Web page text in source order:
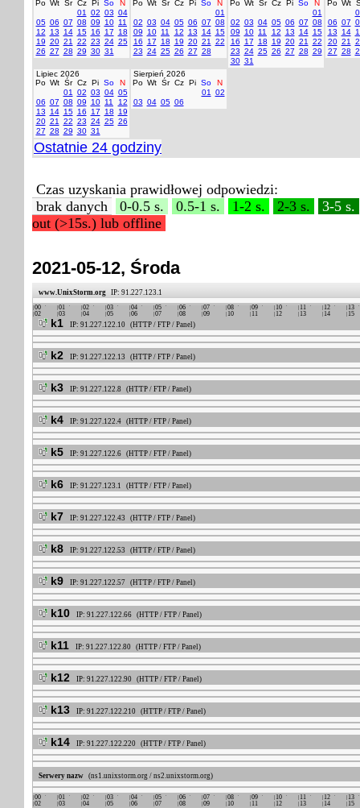
Po Wt Śr Cz Pi So
N
01
02 03 04
05 06 07 08 09 10 11
12
13 14 15 16 17
18
19 20 21 22 23 24 25
26 27 28 29 30 31
Po Wt Śr Cz Pi So
N
01
02 03 04 05 06 07 08
09
10 11 12 13 14 15
16
17 18 19 20 21
22
23 24 25 26 27 28
Po Wt Śr Cz Pi So
N
01
02 03 04 05 06 07 08
09
10 11 12 13 14 15
16
17 18 19 20 21
22
23 24 25 26 27 28 29
30 31
Po Wt
06 07
13
14
20 21
27 28
Lipiec 2026
Po Wt Śr Cz Pi So
N
01
02 03 04 05
06 07 08 09 10 11
12
13
14 15 16 17 18
19
20 21 22 23 24 25 26
27 28 29 30 31
Sierpień 2026
Po Wt Śr Cz Pi So
N
01
02
03 04 05 06
Ostatnie 24 godziny
Czas uzyskania prawidłowej odpowiedzi:
brak danych
0-0.5 s. 0.5-1 s. 1-2 s. 2-3 s.
3-5 s.
out (>15s.) lub offline
2021-05-12, Środa
www.UnixStorm.org IP: 91.227.123.1
k1 IP: 91.227.122.10 (HTTP / FTP / Panel)
k2 IP: 91.227.122.13 (HTTP / FTP / Panel)
k3 IP: 91.227.122.8 (HTTP / FTP / Panel)
k4 IP: 91.227.122.4 (HTTP / FTP / Panel)
k5 IP: 91.227.122.6 (HTTP / FTP / Panel)
k6 IP: 91.227.123.1 (HTTP / FTP / Panel)
k7 IP: 91.227.122.43 (HTTP / FTP / Panel)
k8 IP: 91.227.122.53 (HTTP / FTP / Panel)
k9 IP: 91.227.122.57 (HTTP / FTP / Panel)
k10 IP: 91.227.122.66 (HTTP / FTP / Panel)
k11 IP: 91.227.122.80 (HTTP / FTP / Panel)
k12 IP: 91.227.122.90 (HTTP / FTP / Panel)
k13 IP: 91.227.122.210 (HTTP / FTP / Panel)
k14 IP: 91.227.122.220 (HTTP / FTP / Panel)
Serwery nazw (ns1.unixstorm.org / ns2.unixstorm.org)
00 01 02 03 04 05 06 07 08 09 10 11 12
13
02
03 04 05 06 07 08 09 10 11 12 13 14 15
00 01 02 03 04 05 06 07 08 09 10 11 12
13
02
03 04 05 06 07 08 09 10 11 12 13 14 15